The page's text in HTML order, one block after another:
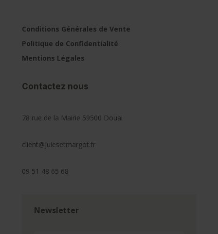
Conditions Générales de Vente
Politique de Confidentialité
Mentions Légales
Contactez nous
78 rue de la Mairie 59500 Douai
client@julesetmargot.fr
09 51 48 65 68
Newsletter